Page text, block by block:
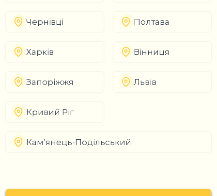
Чернівці Полтава
Харків Вінниця
Запоріжжя Львів
Кривий Ріг
Кам’янець-Подільський